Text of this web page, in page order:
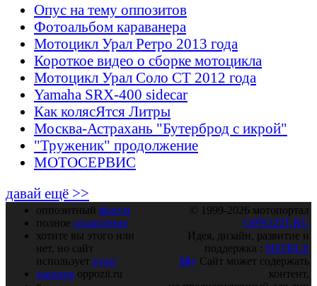
Опус на тему оппозитов
Фотоальбом караванера
Мотоцикл Урал Ретро 2013 года
Короткое видео о сборке мотоцикла
Мотоцикл Урал Соло СТ 2012 года
Yamaha SRX-400 sidecar
Как колясЯтся Литры
Москва-Астрахань "Бутерброд с икрой"
"Труженик" продолжение
МОТОСЕРВИС
давай ещё >>
оппозитный форум
полное оглавление
хотите вы этого или
нет, но сайт
использует куки
закрома oppozit.ru
© 1999-2026 мотопортал
OPPOZIT.RU
Идея, дизайн, развитие и
поддержка : SHTRLZ
16+ Сайт может содержать
контент,